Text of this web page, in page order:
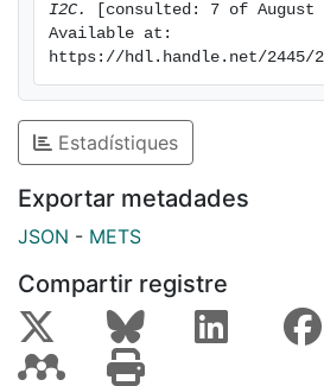
I2C.
[consulted: 7 of August
Available at:
https://hdl.handle.net/2445/
Estadístiques
Exportar metadades
JSON - METS
Compartir registre